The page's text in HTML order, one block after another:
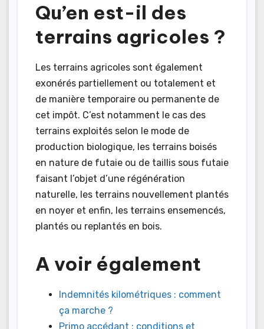
Qu’en est-il des
terrains agricoles ?
Les terrains agricoles sont également
exonérés partiellement ou totalement et
de manière temporaire ou permanente de
cet impôt. C’est notamment le cas des
terrains exploités selon le mode de
production biologique, les terrains boisés
en nature de futaie ou de taillis sous futaie
faisant l’objet d’une régénération
naturelle, les terrains nouvellement plantés
en noyer et enfin, les terrains ensemencés,
plantés ou replantés en bois.
A voir également
Indemnités kilométriques : comment
ça marche ?
Primo accédant : conditions et